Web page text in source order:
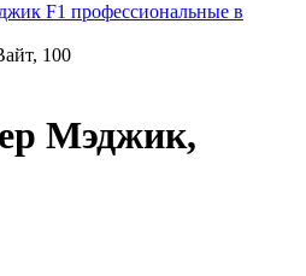
F1 профессиональные в
100
Мэджик,